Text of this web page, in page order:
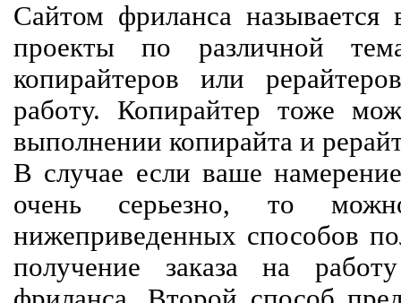
Сайтом фриланса называется
проекты по различной
копирайтеров или
работу. Копирайтер тоже
выполнении копирайта и
В случае если ваше
очень серьезно, то
нижеприведенных способов
получение заказа на